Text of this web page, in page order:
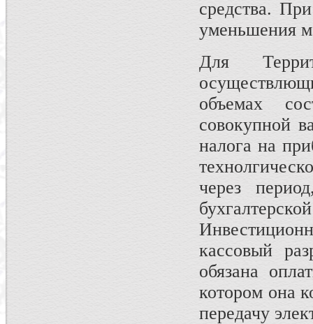
средства.
уменьшения
Для
объемах
совокупной
налога на
через
кассовый
обязана
котором она
передачу